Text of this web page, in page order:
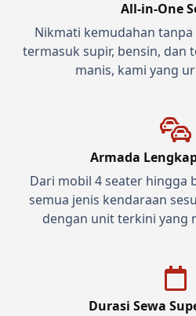
All-in-One
Nikmati kemudahan
termasuk supir, bensin, dan
manis, kami yang
Armada
Dari mobil 4 seater hingga
semua jenis kendaraan
dengan unit terkini yang
Durasi Sewa